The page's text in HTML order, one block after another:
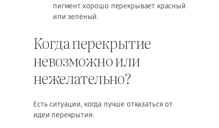
пигмент хорошо перекрывает красный
или зелёный.
Когда перекрытие
невозможно или
нежелательно?
Есть ситуации, когда лучше отказаться от
идеи перекрытия: